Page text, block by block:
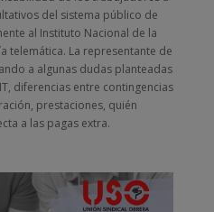
del sistema público de
al Instituto Nacional de la
telemática. La representante de
a algunas dudas planteadas
diferencias entre contingencias
prestaciones, quién
a las pagas extra.